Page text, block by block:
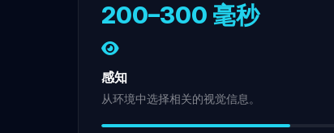
200–300 毫秒
感知
从环境中选择相关的视觉信息。